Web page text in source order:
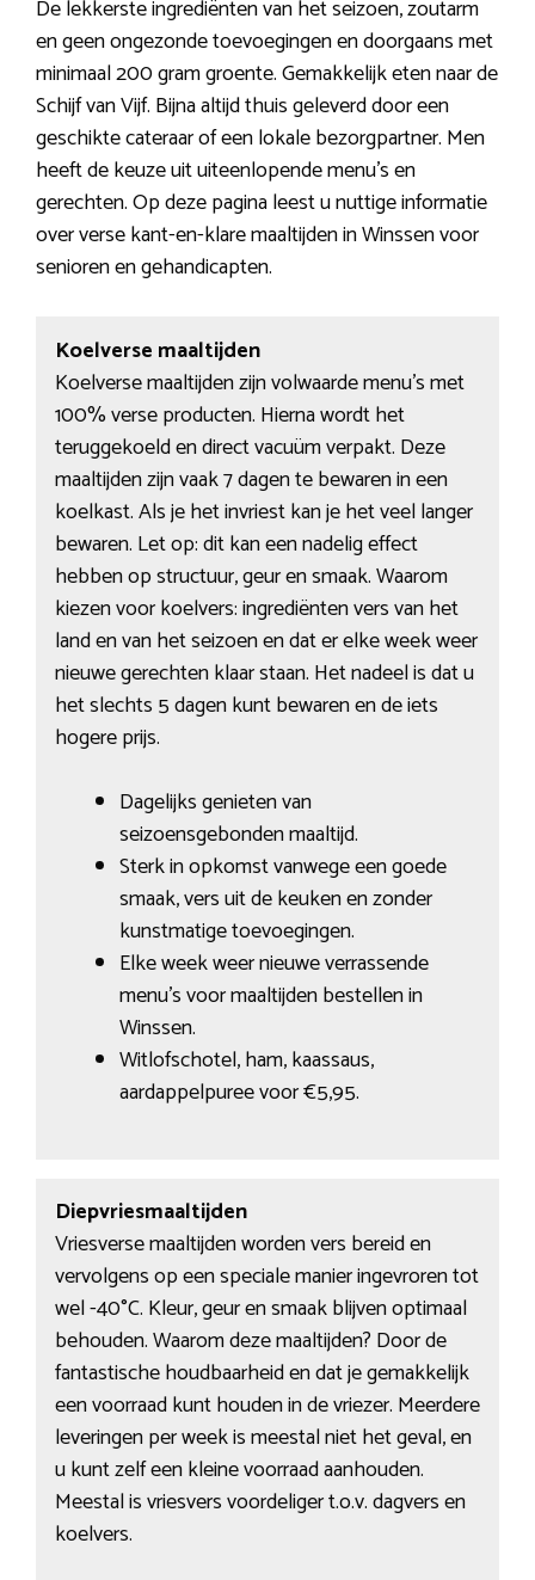
De lekkerste ingrediënten van het seizoen, zoutarm
en geen ongezonde toevoegingen en doorgaans met
minimaal 200 gram groente. Gemakkelijk eten naar de
Schijf van Vijf. Bijna altijd thuis geleverd door een
geschikte cateraar of een lokale bezorgpartner. Men
heeft de keuze uit uiteenlopende menu’s en
gerechten. Op deze pagina leest u nuttige informatie
over verse kant-en-klare maaltijden in Winssen voor
senioren en gehandicapten.
Koelverse maaltijden
Koelverse maaltijden zijn volwaarde menu’s met
100% verse producten. Hierna wordt het
teruggekoeld en direct vacuüm verpakt. Deze
maaltijden zijn vaak 7 dagen te bewaren in een
koelkast. Als je het invriest kan je het veel langer
bewaren. Let op: dit kan een nadelig effect
hebben op structuur, geur en smaak. Waarom
kiezen voor koelvers: ingrediënten vers van het
land en van het seizoen en dat er elke week weer
nieuwe gerechten klaar staan. Het nadeel is dat u
het slechts 5 dagen kunt bewaren en de iets
hogere prijs.
Dagelijks genieten van
seizoensgebonden maaltijd.
Sterk in opkomst vanwege een goede
smaak, vers uit de keuken en zonder
kunstmatige toevoegingen.
Elke week weer nieuwe verrassende
menu’s voor maaltijden bestellen in
Winssen.
Witlofschotel, ham, kaassaus,
aardappelpuree voor €5,95.
Diepvriesmaaltijden
Vriesverse maaltijden worden vers bereid en
vervolgens op een speciale manier ingevroren tot
wel -40°C. Kleur, geur en smaak blijven optimaal
behouden. Waarom deze maaltijden? Door de
fantastische houdbaarheid en dat je gemakkelijk
een voorraad kunt houden in de vriezer. Meerdere
leveringen per week is meestal niet het geval, en
u kunt zelf een kleine voorraad aanhouden.
Meestal is vriesvers voordeliger t.o.v. dagvers en
koelvers.